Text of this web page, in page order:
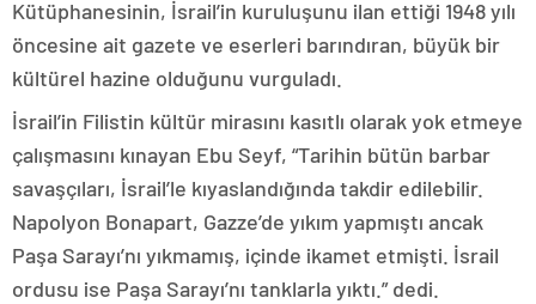
Kütüphanesinin, İsrail’in kuruluşunu ilan ettiği 1948 yılı
öncesine ait gazete ve eserleri barındıran, büyük bir
kültürel hazine olduğunu vurguladı.
İsrail’in Filistin kültür mirasını kasıtlı olarak yok etmeye
çalışmasını kınayan Ebu Seyf, “Tarihin bütün barbar
savaşçıları, İsrail’le kıyaslandığında takdir edilebilir.
Napolyon Bonapart, Gazze’de yıkım yapmıştı ancak
Paşa Sarayı’nı yıkmamış, içinde ikamet etmişti. İsrail
ordusu ise Paşa Sarayı’nı tanklarla yıktı.” dedi.